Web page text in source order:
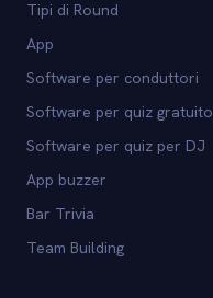
Tipi di Round
App
Software per conduttori
Software per quiz gratuito
Software per quiz per DJ
App buzzer
Bar Trivia
Team Building